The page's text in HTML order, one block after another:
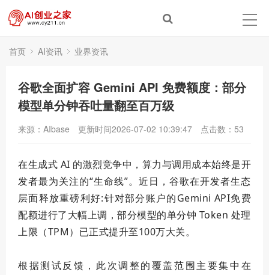
首页 AI资讯 业界资讯
谷歌全面扩容 Gemini API 免费额度：部分
模型单分钟吞吐量翻至百万级
来源：AIbase 更新时间2026-07-02 10:39:47 点击数： 53
在生成式 AI 的激烈竞争中，算力与调用成本始终是开
发者最为关注的“生命线”。近日，谷歌在开发者生态
层面释放重磅利好:针对部分账户的Gemini API免费
配额进行了大幅上调，部分模型的单分钟 Token 处理
上限（TPM）已正式提升至100万大关。
根据测试反馈，此次调整的覆盖范围主要集中在